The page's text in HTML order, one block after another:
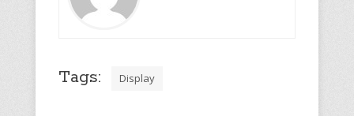
Tags: Display